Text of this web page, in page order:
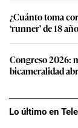
¿Cuánto toma
‘runner’ de 18
Congreso 2026:
bicameralidad
Lo último en